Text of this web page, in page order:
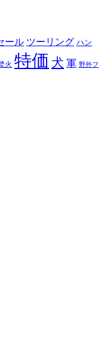
ール ツーリング ハン
火 特価 犬 軍 野外フ